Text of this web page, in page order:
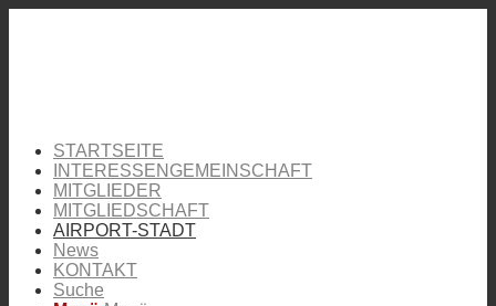
STARTSEITE
INTERESSENGEMEINSCHAFT
MITGLIEDER
MITGLIEDSCHAFT
AIRPORT-STADT
News
KONTAKT
Suche